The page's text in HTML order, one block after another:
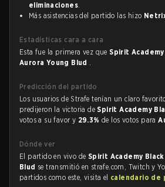
eliminaciones.
Más asistencias del partido las hizo
Estadísticas cara a cara
Esta fue la primera vez queSpirit
Aurora Young Blud .
Predicción del partido
Los usuarios de Strafe tenían un claro
predijeron la victoria deSpirit Academy
votos a su favor y 29.3%de los votos para
Dónde ver
El partido en vivo de Spirit Academy
Blud se transmitió en strafe.com, Twitch y
partidos como este, visita el calendario de